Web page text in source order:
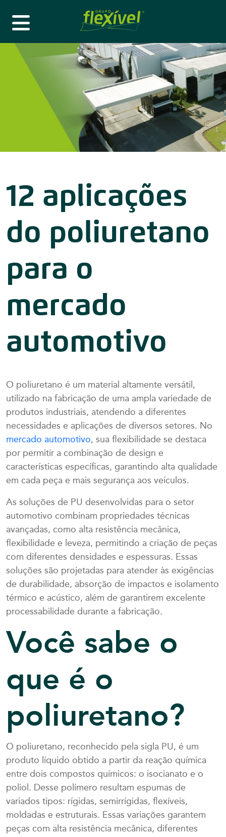
12 aplicações
do poliuretano
para o
mercado
automotivo
O poliuretano é um material altamente versátil,
utilizado na fabricação de uma ampla variedade de
produtos industriais, atendendo a diferentes
necessidades e aplicações de diversos setores. No
mercado automotivo, sua flexibilidade se destaca
por permitir a combinação de design e
características específicas, garantindo alta qualidade
em cada peça e mais segurança aos veículos.
As soluções de PU desenvolvidas para o setor
automotivo combinam propriedades técnicas
avançadas, como alta resistência mecânica,
flexibilidade e leveza, permitindo a criação de peças
com diferentes densidades e espessuras. Essas
soluções são projetadas para atender às exigências
de durabilidade, absorção de impactos e isolamento
térmico e acústico, além de garantirem excelente
processabilidade durante a fabricação.
Você sabe o
que é o
poliuretano?
O poliuretano, reconhecido pela sigla PU, é um
produto líquido obtido a partir da reação química
entre dois compostos químicos: o isocianato e o
poliol. Desse polímero resultam espumas de
variados tipos: rígidas, semirrígidas, flexíveis,
moldadas e estruturais. Essas variações garantem
peças com alta resistência mecânica, diferentes